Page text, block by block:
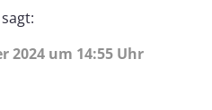
sagt:
2024 um 14:55 Uhr